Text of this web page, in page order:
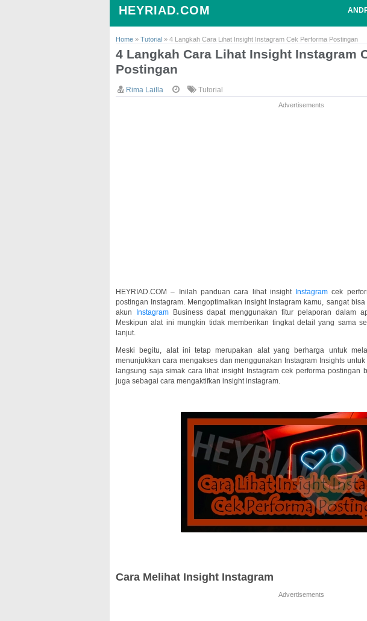
HEYRIAD.COM
Home » Tutorial » 4 Langkah Cara Lihat Insight Instagram Cek Performa Postingan
4 Langkah Cara Lihat Insight Instagram
Postingan
Rima Lailla Tutorial
Advertisements
HEYRIAD.COM – Inilah panduan cara lihat insight Instagramcek
postingan Instagram. Mengoptimalkan insight Instagram kamu, sangat
akun
InstagramBusiness dapat menggunakan fitur pelaporan dalam
Meskipun alat ini mungkin tidak memberikan tingkat detail yang sama
lanjut.
Meski begitu, alat ini tetap merupakan alat yang berharga untuk
menunjukkan cara mengakses dan menggunakan Instagram Insights
langsung saja simak cara lihat insight Instagram cek performa postingan
juga sebagai cara mengaktifkan insight instagram.
Cara Melihat Insight Instagram
Advertisements